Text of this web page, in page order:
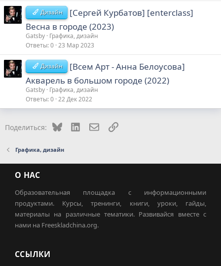
Дизайн
[Сергей Курбатов] [enterclass]
Весна в городе (2023)
Gatsby Графика, дизайн
Ответы 0 23 Мар 2023
Дизайн
[Всем Арт - Анна Белоусова]
Акварель в большом городе (2022)
Gatsby Графика, дизайн
Ответы 0 22 Дек 2022
Поделиться: Bluesky LinkedInЭлектронная почта
Ссылка
Графика, дизайн
О НАС
Образовательная площадка с информационными
продуктами. Курсы, тренинги, книги, уроки, гайды,
материалы на различные тематики. Развивайся вместе с
нами на Freeskladchina.org.
ССЫЛКИ